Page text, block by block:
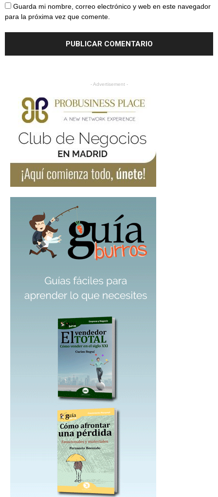
Guarda mi nombre, correo electrónico y web en este navegador
para la próxima vez que comente.
- Advertisement -